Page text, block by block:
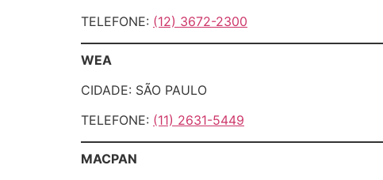
TELEFONE: (12) 3672-2300
WEA
CIDADE: SÃO PAULO
TELEFONE: (11) 2631-5449
MACPAN